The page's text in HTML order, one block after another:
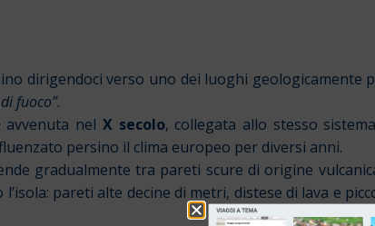
dirigendoci verso uno dei luoghi geologicamente
fuoco”.
nel X secolo, collegata allo stesso
persino il clima europeo per diversi anni.
gradualmente tra pareti scure di origine
pareti alte decine di metri, distese di lava e